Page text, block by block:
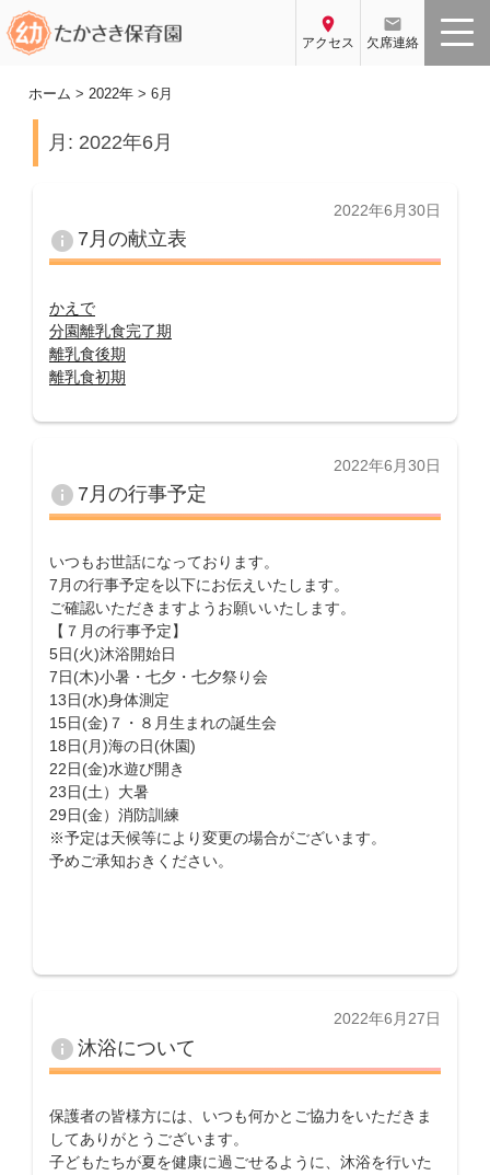
コ
ン
location_on
アクセス
email
欠席連絡
ホーム > 2022年> 6月
月: 2022年6月
投
日:
2022年6月30日
info 7月の献立表
かえで
分園離乳食完了期
離乳食後期
離乳食初期
投
日:
2022年6月30日
info 7月の行事予定
いつもお世話になっております。
7月の行事予定を以下にお伝えいたします。
ご確認いただきますようお願いいたします。
【７月の行事予定】
5日(火)沐浴開始日
7日(木)小暑・七夕・七夕祭り会
13日(水)身体測定
15日(金)７・８月生まれの誕生会
18日(月)海の日(休園)
22日(金)水遊び開き
23日(土）大暑
29日(金）消防訓練
※予定は天候等により変更の場合がございます。
予めご承知おきください。
投
日:
2022年6月27日
info 沐浴について
保護者の皆様方には、いつも何かとご協力をいただきま
してありがとうございます。
子どもたちが夏を健康に過ごせるように、沐浴を行いた